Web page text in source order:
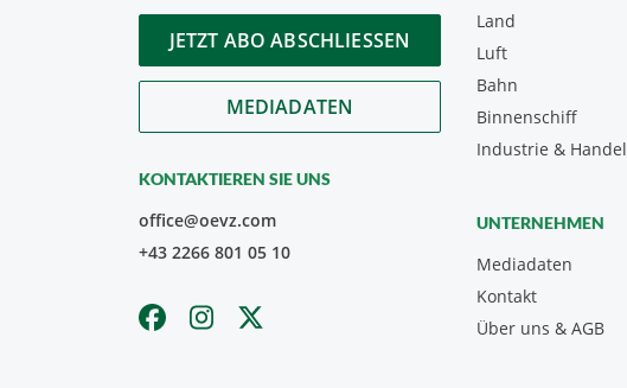
JETZT ABO ABSCHLIESSEN
MEDIADATEN
KONTAKTIEREN SIE UNS
office@oevz.com
+43 2266 801 05 10
Land
Luft
Bahn
Binnenschiff
Industrie & Handel
UNTERNEHMEN
Mediadaten
Kontakt
Über uns & AGB